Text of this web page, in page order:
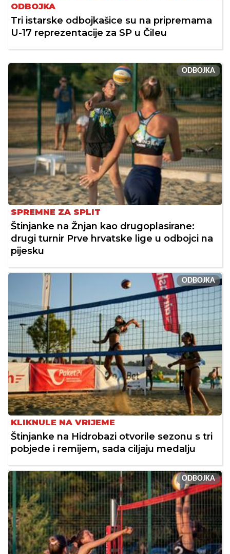
ODBOJKA
Tri istarske odbojkašice su na pripremama
U-17 reprezentacije za SP u Čileu
ODBOJKA
SPREMNE ZA SPLIT
Štinjanke na Žnjan kao drugoplasirane:
drugi turnir Prve hrvatske lige u odbojci na
pijesku
ODBOJKA
KLIKNULE NA VRIJEME
Štinjanke na Hidrobazi otvorile sezonu s tri
pobjede i remijem, sada ciljaju medalju
ODBOJKA